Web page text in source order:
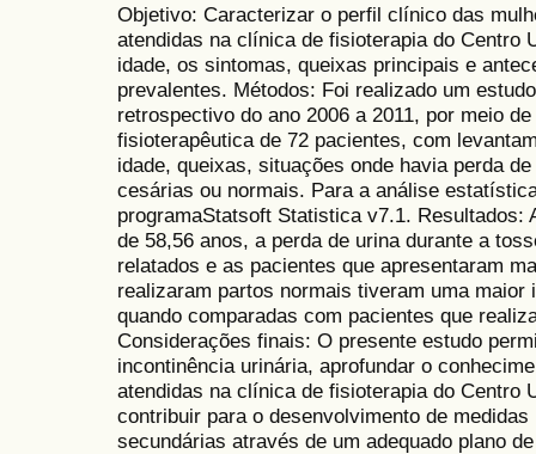
Objetivo: Caracterizar o perfil clínico das
atendidas na clínica de fisioterapia do Centro
idade, os sintomas, queixas principais e
prevalentes. Métodos: Foi realizado um
retrospectivo do ano 2006 a 2011, por meio
fisioterapêutica de 72 pacientes, com
idade, queixas, situações onde havia perda
cesárias ou normais. Para a análise
programaStatsoft Statistica v7.1. Resultados:
de 58,56 anos, a perda de urina durante a
relatados e as pacientes que apresentaram
realizaram partos normais tiveram uma
quando comparadas com pacientes que
Considerações finais: O presente estudo
incontinência urinária, aprofundar o
atendidas na clínica de fisioterapia do Centro
contribuir para o desenvolvimento de
secundárias através de um adequado plano